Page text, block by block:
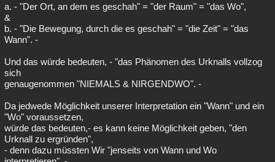
a. - "Der Ort, an dem es geschah" = "der Raum" = "das Wo",
&
b. - "Die Bewegung, durch die es geschah" = "die Zeit" = "das
Wann". -
Und das würde bedeuten, - "das Phänomen des Urknalls vollzog
sich
genaugenommen "NIEMALS & NIRGENDWO". -
Da jedwede Möglichkeit unserer Interpretation ein "Wann" und ein
"Wo" voraussetzen,
würde das bedeuten,- es kann keine Möglichkeit geben, "den
Urknall zu ergründen",
- denn dazu müssten Wir "jenseits von Wann und Wo